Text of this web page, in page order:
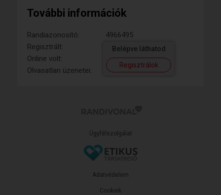
További információk
Randiazonosító:
4966495
Regisztrált:
Online volt:
Olvasatlan üzenetei:
Belépve láthatod
Regisztrálok
Ügyfélszolgálat
Adatvédelem
Cookiek